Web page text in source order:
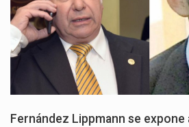
Fernández Lippmann se expone